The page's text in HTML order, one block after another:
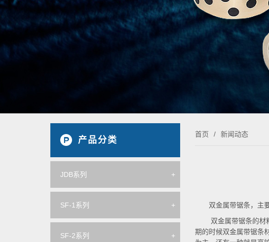
产品分类
JDB系列 +
SF-1系列 +
SF-2系列 +
首页 / 新闻动态
双金属带锯条，主
双金属带锯条的材
期的时候双金属带锯条